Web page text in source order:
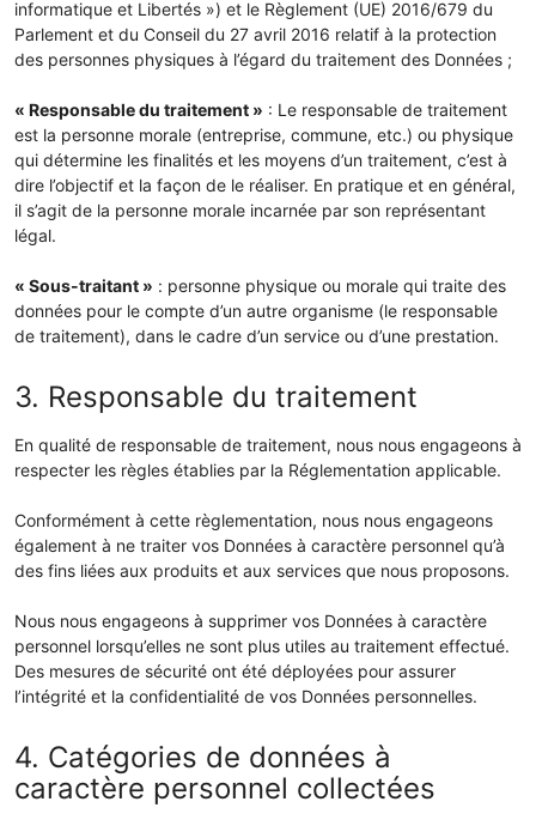
informatique et Libertés ») et le Règlement (UE) 2016/679 du
Parlement et du Conseil du 27 avril 2016 relatif à la protection
des personnes physiques à l’égard du traitement des Données ;
« Responsable du traitement » : Le responsable de traitement
est la personne morale (entreprise, commune, etc.) ou physique
qui détermine les finalités et les moyens d’un traitement, c’est à
dire l’objectif et la façon de le réaliser. En pratique et en général,
il s’agit de la personne morale incarnée par son représentant
légal.
« Sous-traitant » : personne physique ou morale qui traite des
données pour le compte d’un autre organisme (le responsable
de traitement), dans le cadre d’un service ou d’une prestation.
3. Responsable du traitement
En qualité de responsable de traitement, nous nous engageons à
respecter les règles établies par la Réglementation applicable.
Conformément à cette règlementation, nous nous engageons
également à ne traiter vos Données à caractère personnel qu’à
des fins liées aux produits et aux services que nous proposons.
Nous nous engageons à supprimer vos Données à caractère
personnel lorsqu’elles ne sont plus utiles au traitement effectué.
Des mesures de sécurité ont été déployées pour assurer
l’intégrité et la confidentialité de vos Données personnelles.
4. Catégories de données à
caractère personnel collectées